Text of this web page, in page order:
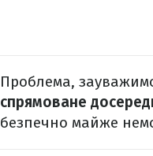
Проблема,
спрямоване
безпечно майже